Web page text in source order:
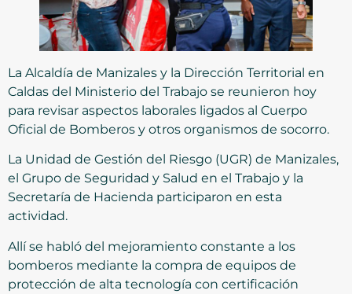
La Alcaldía de Manizales y la Dirección Territorial en
Caldas del Ministerio del Trabajo se reunieron hoy
para revisar aspectos laborales ligados al Cuerpo
Oficial de Bomberos y otros organismos de socorro.
La Unidad de Gestión del Riesgo (UGR) de Manizales,
el Grupo de Seguridad y Salud en el Trabajo y la
Secretaría de Hacienda participaron en esta
actividad.
Allí se habló del mejoramiento constante a los
bomberos mediante la compra de equipos de
protección de alta tecnología con certificación